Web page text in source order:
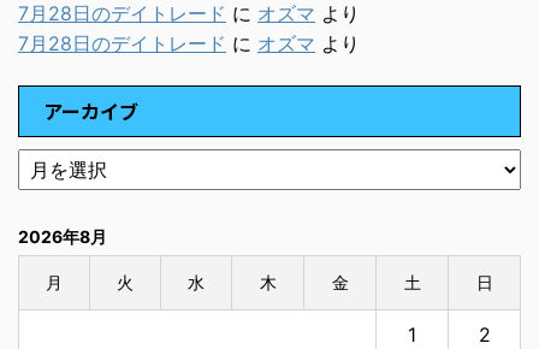
7月28日のデイトレード に オズマ より
7月28日のデイトレード に オズマ より
アーカイブ
2026年8月
月 火 水 木 金 土 日
1 2